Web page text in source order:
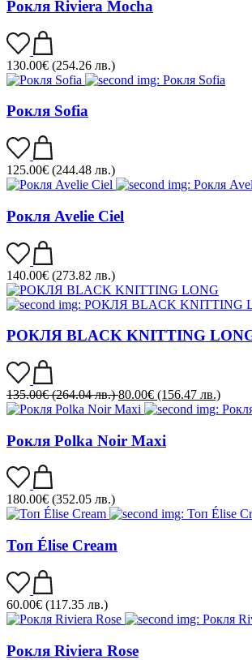
Рокля Riviera Mocha
130.00€ (254.26 лв.)
Рокля Sofia
125.00€ (244.48 лв.)
Рокля Avelie Ciel
140.00€ (273.82 лв.)
РОКЛЯ BLACK KNITTING
135.00€ (264.04 лв.) 80.00€ (156.47 лв.)
Рокля Polka Noir Maxi
180.00€ (352.05 лв.)
Топ Élise Cream
60.00€ (117.35 лв.)
Рокля Riviera Rose